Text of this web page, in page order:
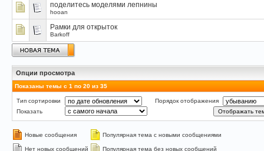
поделитесь моделями лепнины
hooan
Рамки для открыток
Barkoff
Опции просмотра
Показаны темы с 1 по 20 из 35
Тип сортировки
Порядок отображения
Показать
Новые сообщения Популярная тема с новыми сообщениями
Нет новых сообщений Популярная тема без новых сообщений